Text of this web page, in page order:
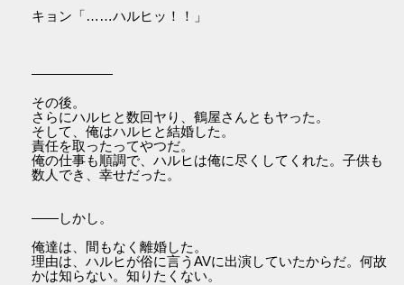
キョン「……ハルヒッ！！」
――――――
その後。
さらにハルヒと数回ヤり、鶴屋さんともヤった。
そして、俺はハルヒと結婚した。
責任を取ったってやつだ。
俺の仕事も順調で、ハルヒは俺に尽くしてくれた。子供も
数人でき、幸せだった。
――しかし。
俺達は、間もなく離婚した。
理由は、ハルヒが俗に言うAVに出演していたからだ。何故
かは知らない。知りたくない。